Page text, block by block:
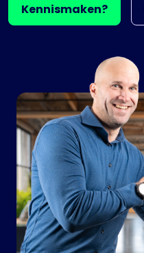
Kennismaken?